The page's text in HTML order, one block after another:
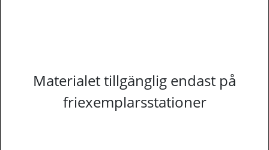
Materialet tillgänglig endast på
friexemplarsstationer